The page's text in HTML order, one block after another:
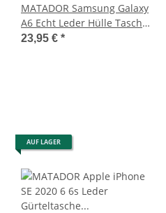
MATADOR Samsung Galaxy
A6 Echt Leder Hülle Tasche
Case Etui Braun
23,95 € *
AUF LAGER